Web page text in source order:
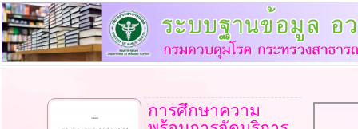
การศึกษาความ